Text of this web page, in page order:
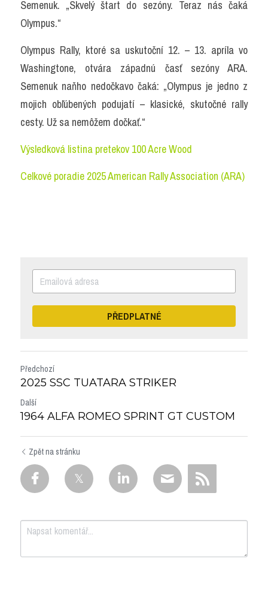
Semenuk. „Skvelý štart do sezóny. Teraz nás čaká
Olympus.“
Olympus Rally, ktoré sa uskutoční 12. – 13. apríla vo
Washingtone, otvára západnú časť sezóny ARA.
Semenuk naňho nedočkavo čaká: „Olympus je jedno z
mojich obľúbených podujatí – klasické, skutočné rally
cesty. Už sa nemôžem dočkať.“
Výsledková listina pretekov 100 Acre Wood
Celkové poradie 2025 American Rally Association (ARA)
PŘEDPLATNÉ
Předchozí
2025 SSC TUATARA STRIKER
Další
1964 ALFA ROMEO SPRINT GT CUSTOM
Zpět na stránku